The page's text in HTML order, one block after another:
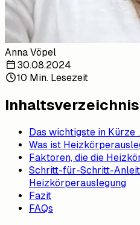
Anna Vöpel
30.08.2024
10 Min. Lesezeit
Inhaltsverzeichnis
Das wichtigste in Kürze
Was ist
Faktoren, die die
Schritt-für-Schritt-
Heizkörperauslegung
Fazit
FAQs